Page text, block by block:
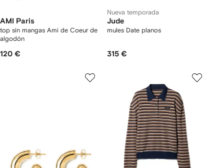
AMI Paris
top sin mangas Ami de Coeur de
algodón
120 €
Nueva temporada
Jude
mules Date planos
315 €